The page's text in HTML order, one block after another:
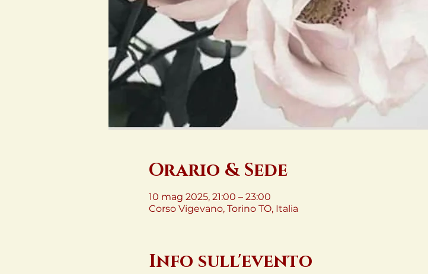
Orario & Sede
10 mag 2025, 21:00 – 23:00
Corso Vigevano, Torino TO, Italia
Info sull'evento